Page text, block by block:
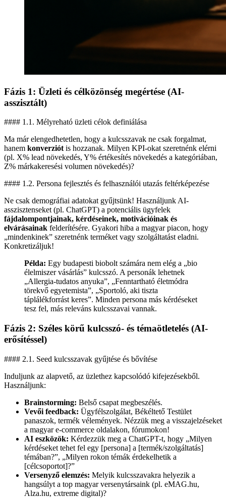
Fázis 1: Üzleti és célközönség megértése (AI-
asszisztált)
#### 1.1. Mélyreható üzleti célok definiálása
Ma már elengedhetetlen, hogy a kulcsszavak ne csak forgalmat,
hanem konverziót is hozzanak. Milyen KPI-okat szeretnénk elérni
(pl. X% lead növekedés, Y% értékesítés növekedés a kategóriában,
Z% márkakeresési volumen növekedés)?
#### 1.2. Persona fejlesztés és felhasználói utazás feltérképezése
Ne csak demográfiai adatokat gyűjtsünk! Használjunk AI-
asszisztenseket (pl. ChatGPT) a potenciális ügyfelek
fájdalompontjainak, kérdéseinek, motivációinak és
elvárásainak felderítésére. Gyakori hiba a magyar piacon, hogy
„mindenkinek” szeretnénk terméket vagy szolgáltatást eladni.
Konkretizáljuk!
Példa: Egy budapesti biobolt számára nem elég a „bio
élelmiszer vásárlás” kulcsszó. A personák lehetnek
„Allergia-tudatos anyuka”, „Fenntartható életmódra
törekvő egyetemista”, „Sportoló, aki tiszta
táplálékforrást keres”. Minden persona más kérdéseket
tesz fel, más releváns kulcsszavai vannak.
Fázis 2: Széles körű kulcsszó- és témaötletelés (AI-
erősítéssel)
#### 2.1. Seed kulcsszavak gyűjtése és bővítése
Induljunk az alapvető, az üzlethez kapcsolódó kifejezésekből.
Használjunk:
Brainstorming: Belső csapat megbeszélés.
Vevői feedback: Ügyfélszolgálat, Békéltető Testület
panaszok, termék vélemények. Nézzük meg a visszajelzéseket
a magyar e-commerce oldalakon, fórumokon!
AI eszközök: Kérdezzük meg a ChatGPT-t, hogy „Milyen
kérdéseket tehet fel egy [persona] a [termék/szolgáltatás]
témában?”, „Milyen rokon témák érdekelhetik a
[célcsoportot]?”
Versenyző elemzés: Melyik kulcsszavakra helyezik a
hangsúlyt a top magyar versenytársaink (pl. eMAG.hu,
Alza.hu, extreme digital)?